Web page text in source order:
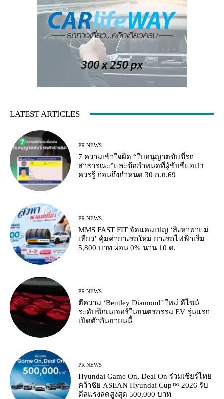
LATEST ARTICLES
PR NEWS
7 ความเข้าใจผิด “ใบอนุญาตขับขี่รถ
สาธารณะ”และข้อกำหนดที่ผู้ขับขี่แอปฯ
ควรรู้ ก่อนถึงกำหนด 30 ก.ย.69
PR NEWS
MMS FAST FIT จัดแคมเปญ ‘สิงหาพาแม่
เที่ยว’ คุ้มค่ายางรถใหม่ ยางรถไฟฟ้าเริ่ม
5,800 บาท ผ่อน 0% นาน 10 ด.
PR NEWS
ตีความ ‘Bentley Diamond’ ใหม่ ดีไซน์
ระดับซิกเนเจอร์ในยนตรกรรม EV รุ่นแรก
เปิดตัวกันยายนนี้
PR NEWS
Hyundai Game On, Deal On ร่วมเชียร์ไทย
คว้าชัย ASEAN Hyundai Cup™ 2026 รับ
ดีลแรงลดสูงสุด 500,000 บาท